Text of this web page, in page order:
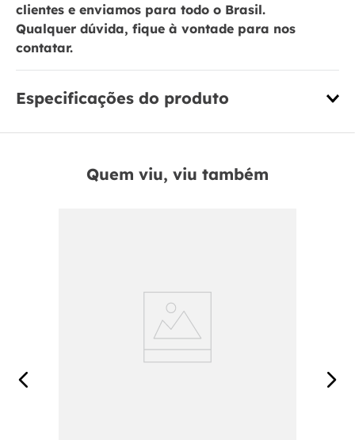
clientes e enviamos para todo o Brasil.
Qualquer dúvida, fique à vontade para nos
contatar.
Especificações do produto
Quem viu, viu também